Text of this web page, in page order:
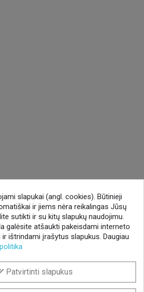
slapukai (angl. cookies). Būtinieji
ir jiems nėra reikalingas Jūsų
sutikti ir su kitų slapukų naudojimu.
galėsite atšaukti pakeisdami interneto
ištrindami įrašytus slapukus. Daugiau
Patvirtinti slapukus